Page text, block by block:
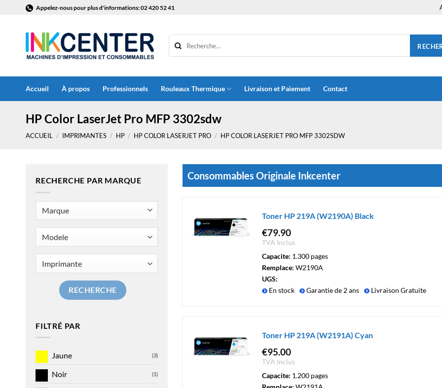
contenu
Appelez-nous pour plus d'informations: 02 420 52 41
Accueil À propos Professionnels Rouleaux Thermique Livraison et Paiement Contact
HP Color LaserJet Pro MFP 3302sdw
ACCUEIL / IMPRIMANTES / HP / HP COLOR LASERJET PRO / HP COLOR LASERJET PRO MFP 3302SDW
RECHERCHE PAR MARQUE
RECHERCHE
FILTRÉ PAR
Jaune (3)
Noir (1)
Consommables Originale Inkcenter
Toner HP 219A (W2190A) Black
€79.90
TVA Inclus
Capacite: 1.300 pages
Remplace: W2190A
UGS:
En stock
Garantie de 2 ans Livraison Gratuite
Toner HP 219A (W2191A) Cyan
€95.00
TVA Inclus
Capacite: 1.200 pages